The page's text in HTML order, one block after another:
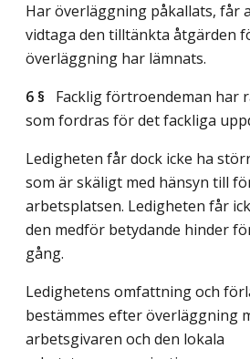
Har överläggning påkallats, får
vidtaga den tilltänkta åtgärden
överläggning har lämnats.
6 § Facklig förtroendeman har
som fordras för det fackliga
Ledigheten får dock icke ha
som är skäligt med hänsyn till
arbetsplatsen. Ledigheten får
den medför betydande hinder
gång.
Ledighetens omfattning och
bestämmes efter överläggning
arbetsgivaren och den lokala